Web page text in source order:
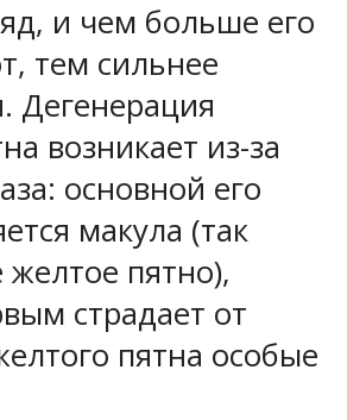
и чем больше его
тем сильнее
Дегенерация
возникает из-за
основной его
макула (так
пятно),
страдает от
пятна особые